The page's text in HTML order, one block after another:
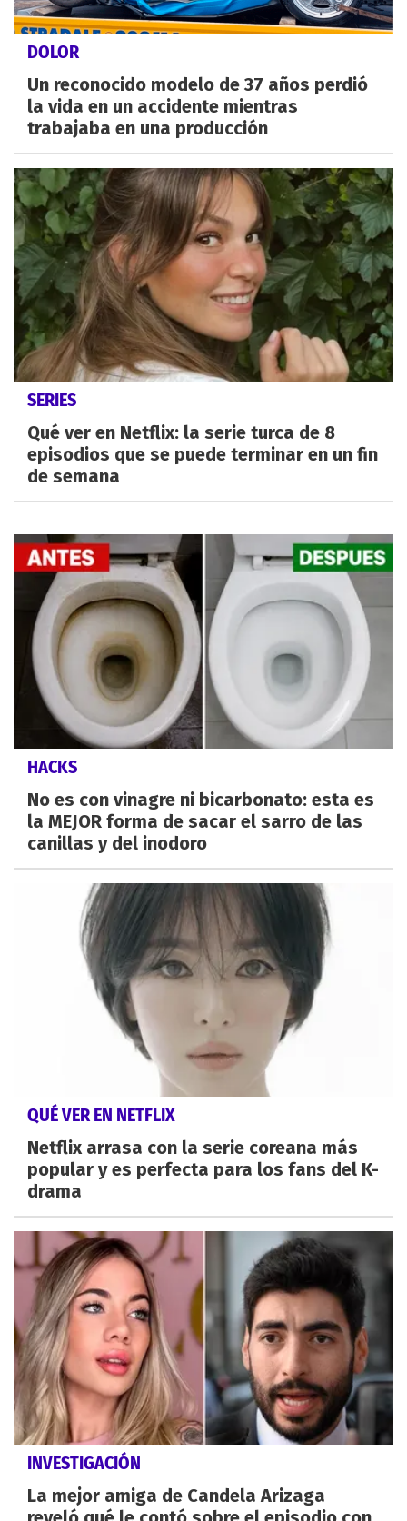
DOLOR
Un reconocido modelo de 37 años perdió
la vida en un accidente mientras
trabajaba en una producción
SERIES
Qué ver en Netflix: la serie turca de 8
episodios que se puede terminar en un fin
de semana
HACKS
No es con vinagre ni bicarbonato: esta es
la MEJOR forma de sacar el sarro de las
canillas y del inodoro
QUÉ VER EN NETFLIX
Netflix arrasa con la serie coreana más
popular y es perfecta para los fans del K-
drama
INVESTIGACIÓN
La mejor amiga de Candela Arizaga